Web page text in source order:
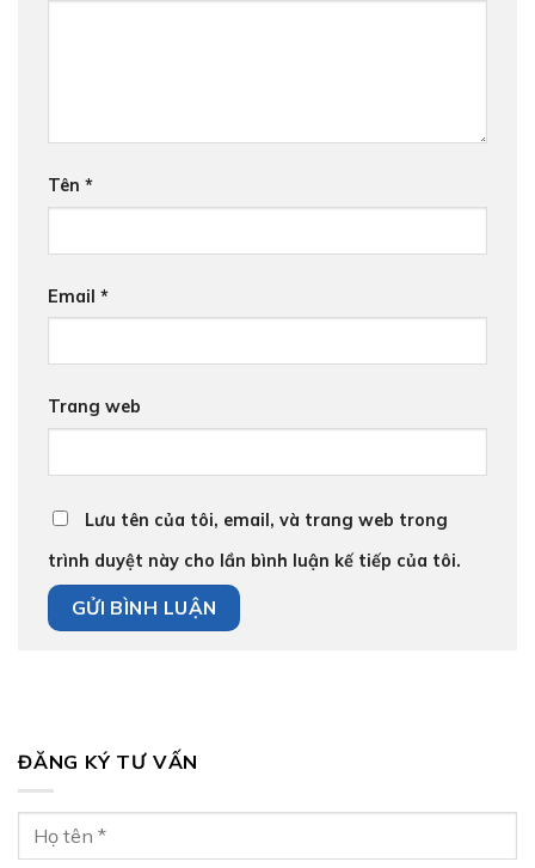
Tên *
Email *
Trang web
Lưu tên của tôi, email, và trang web trong
trình duyệt này cho lần bình luận kế tiếp của tôi.
ĐĂNG KÝ TƯ VẤN